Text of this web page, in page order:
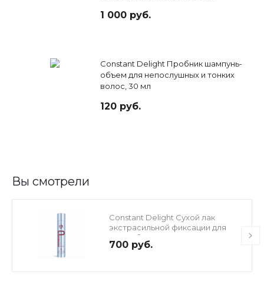
1 000 руб.
Constant Delight Пробник шампунь-
объем для непослушных и тонких
волос, 30 мл
120 руб.
Вы смотрели
Constant Delight Сухой лак
экстрасильной фиксации для
волос без запаха, 400 мл
700 руб.